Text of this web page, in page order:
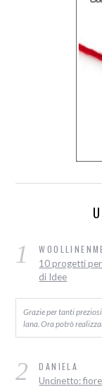
1
10 progetti per
di Idee
Grazie per tanti
lana. Ora potrò
2 DANIELA
Uncinetto: